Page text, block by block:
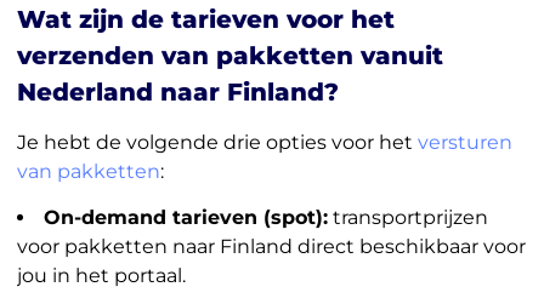
Wat zijn de tarieven voor het
verzenden van pakketten vanuit
Nederland naar Finland?
Je hebt de volgende drie opties voor het versturen
van pakketten:
On-demand tarieven (spot):transportprijzen
voor pakketten naar Finland direct beschikbaar voor
jou in het portaal.